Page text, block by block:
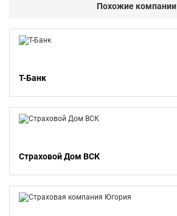
Похожие компании
Т-Банк
Страховой Дом ВСК